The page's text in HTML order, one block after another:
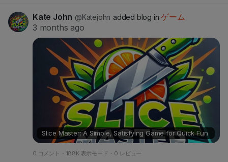
Kate John @Katejohn added blog inゲーム
3 months ago
Slice Master: A Simple, Satisfying Game for Quick Fun
0 コメント · 188K 表示モード · 0 レビュー